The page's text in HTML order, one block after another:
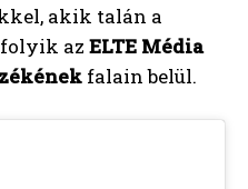
akik talán a
az ELTE Média
falain belül.